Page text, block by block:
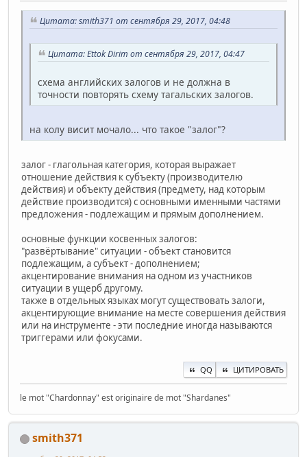
Цитата: smith371 от сентября 29, 2017, 04:48
Цитата: Ettok Dirim от сентября 29, 2017, 04:47
схема английских залогов и не должна в
точности повторять схему тагальских залогов.
на колу висит мочало... что такое "залог"?
залог - глагольная категория, которая выражает
отношение действия к субъекту (производителю
действия) и объекту действия (предмету, над которым
действие производится) с основными именными частями
предложения - подлежащим и прямым дополнением.
основные функции косвенных залогов:
"развёртывание" ситуации - объект становится
подлежащим, а субъект - дополнением;
акцентирование внимания на одном из участников
ситуации в ущерб другому.
также в отдельных языках могут существовать залоги,
акцентирующие внимание на месте совершения действия
или на инструменте - эти последние иногда называются
триггерами или фокусами.
QQ ЦИТИРОВАТЬ
le mot "Chardonnay" est originaire de mot "Shardanes"
smith371